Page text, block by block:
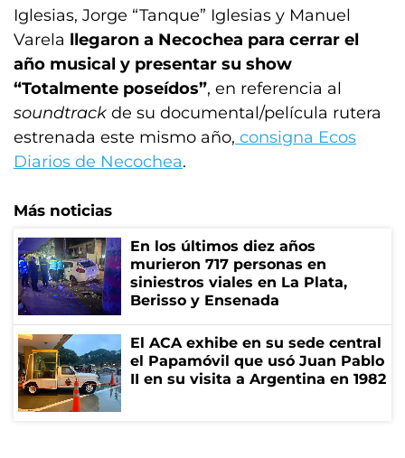
Iglesias, Jorge “Tanque” Iglesias y Manuel
Varela llegaron a Necochea para cerrar el
año musical y presentar su show
“Totalmente poseídos”, en referencia al
soundtrack de su documental/película rutera
estrenada este mismo año, consigna Ecos
Diarios de Necochea.
Más noticias
En los últimos diez años
murieron 717 personas en
siniestros viales en La Plata,
Berisso y Ensenada
El ACA exhibe en su sede central
el Papamóvil que usó Juan Pablo
II en su visita a Argentina en 1982